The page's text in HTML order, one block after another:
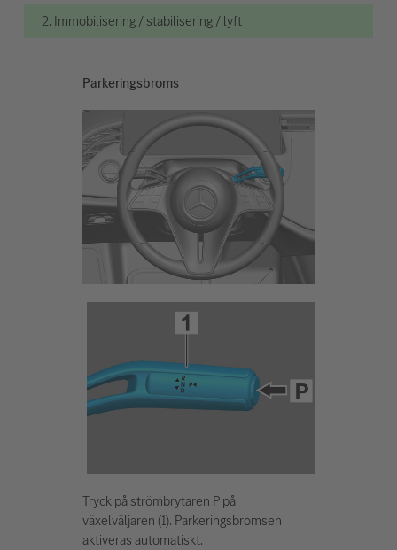
2. Immobilisering / stabilisering / lyft
Parkeringsbroms
Tryck på strömbrytaren P på
växelväljaren (1). Parkeringsbromsen
aktiveras automatiskt.